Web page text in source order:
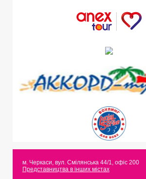
м. Черкаси вул. Смілянська 44/1, офіс 200
Представництва в інших містах